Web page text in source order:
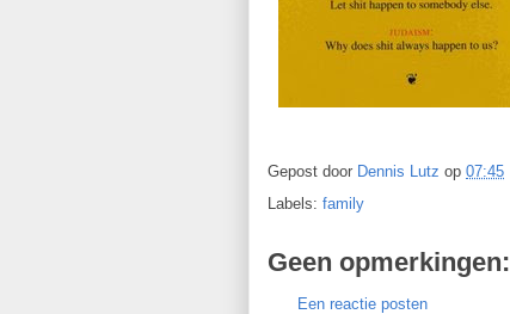
Gepost door Dennis Lutz op 07:45
Labels: family
Geen opmerkingen:
Een reactie posten